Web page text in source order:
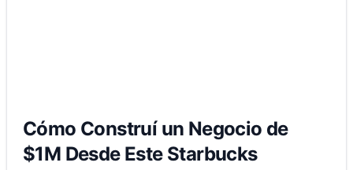
Cómo Construí un Negocio de
$1M Desde Este Starbucks